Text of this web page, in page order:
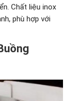
Chất liệu inox
phù hợp với